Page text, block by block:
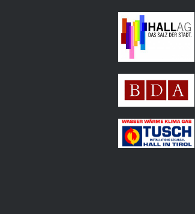
Hall AG
Bundesdenkmalamt